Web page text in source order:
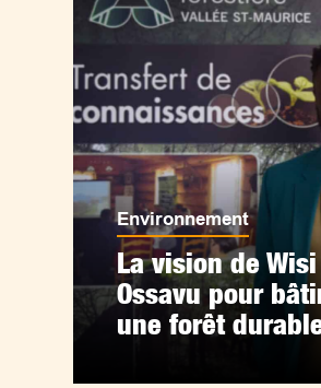
Environnement
La vision de Wisi
Ossavu pour
une forêt